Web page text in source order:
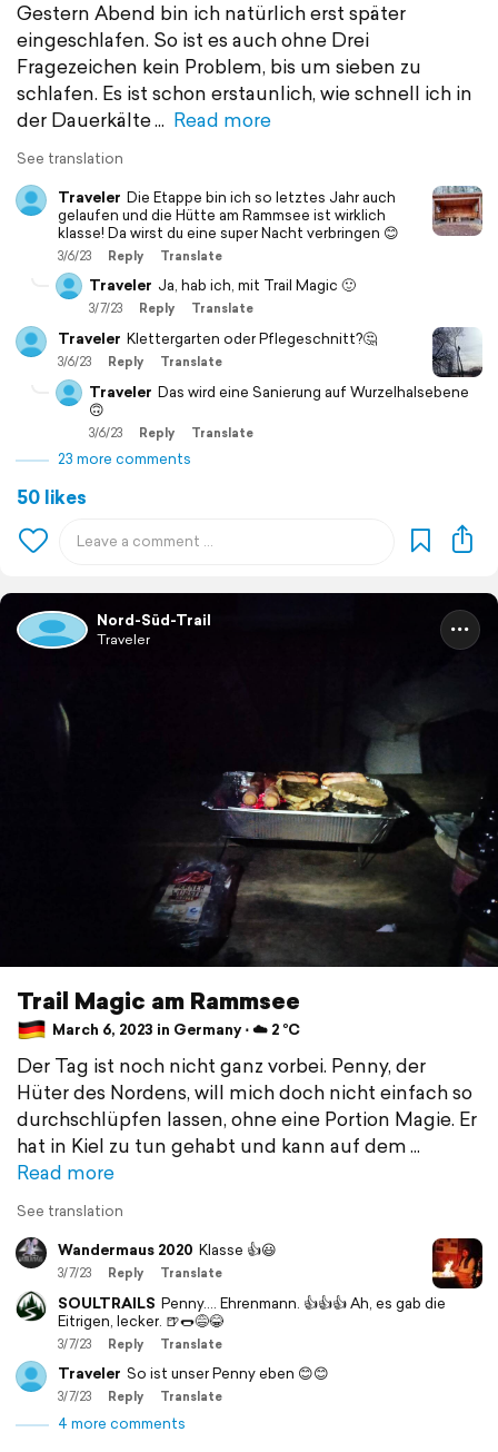
Gestern Abend bin ich natürlich erst später
eingeschlafen. So ist es auch ohne Drei
Fragezeichen kein Problem, bis um sieben zu
schlafen. Es ist schon erstaunlich, wie schnell ich in
der Dauerkälte
Read more
See translation
Traveler Die Etappe bin ich so letztes Jahr auch
gelaufen und die Hütte am Rammsee ist wirklich
klasse! Da wirst du eine super Nacht verbringen 😊
3/6/23 Reply Translate
Traveler Ja, hab ich, mit Trail Magic 🙂
3/7/23 Reply Translate
Traveler Klettergarten oder Pflegeschnitt?🤔
3/6/23 Reply Translate
Traveler Das wird eine Sanierung auf Wurzelhalsebene
🙃
3/6/23 Reply Translate
23 more comments
50 likes
Nord-Süd-Trail
Traveler
Trail Magic am Rammsee
March 6, 2023 in Germany ⋅ ☁️ 2 °C
Der Tag ist noch nicht ganz vorbei. Penny, der
Hüter des Nordens, will mich doch nicht einfach so
durchschlüpfen lassen, ohne eine Portion Magie. Er
hat in Kiel zu tun gehabt und kann auf dem
Read more
See translation
Wandermaus 2020 Klasse 👍😃
3/7/23 Reply Translate
SOULTRAILS Penny.... Ehrenmann. 👍👍👍 Ah, es gab die
Eitrigen, lecker. 🍺🌭😅😂
3/7/23 Reply Translate
Traveler So ist unser Penny eben 😊😊
3/7/23 Reply Translate
4 more comments